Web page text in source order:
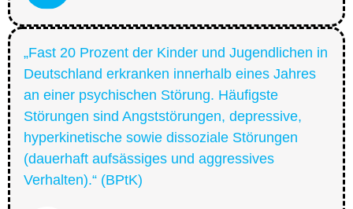
„Fast 20 Prozent der Kinder und Jugendlichen in
Deutschland erkranken innerhalb eines Jahres
an einer psychischen Störung. Häufigste
Störungen sind Angststörungen, depressive,
hyperkinetische sowie dissoziale Störungen
(dauerhaft aufsässiges und aggressives
Verhalten).“ (BPtK)